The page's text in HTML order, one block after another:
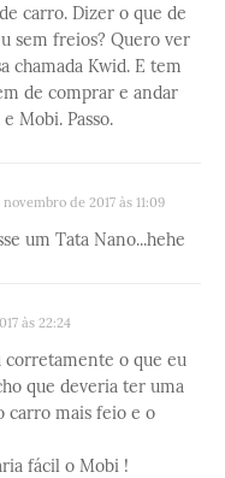
carro. Dizer o que de
sem freios? Quero ver
chamada Kwid. E tem
de comprar e andar
Mobi. Passo.
de 2017 às 11:09
um Tata Nano...hehe
às 22:24
corretamente o que eu
que deveria ter uma
carro mais feio e o
fácil o Mobi !